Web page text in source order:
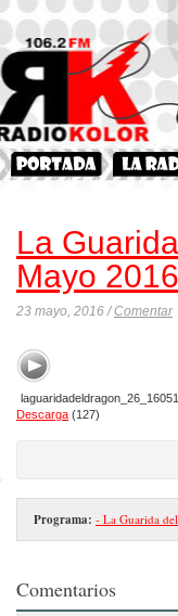
La
Mayo 2016
23 mayo, 2016 /Comentar
Descarga (127)
Programa: - La Guarida
Comentarios